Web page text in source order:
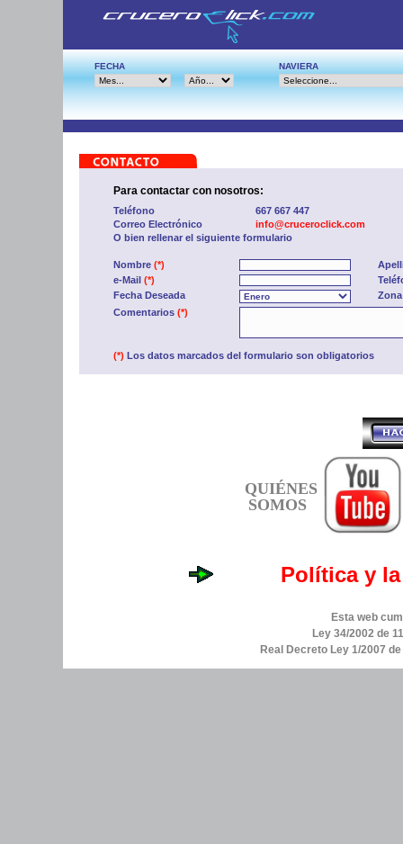
FECHA NAVIERA
Para contactar con nosotros:
Teléfono
667 667 447
Correo Electrónico
info@cruceroclick.com
O bien rellenar el siguiente formulario
Nombre (*)
e-Mail (*)
Fecha Deseada
Comentarios (*)
(*) Los datos marcados del formulario son obligatorios
QUIÉNES
SOMOS
Política y
Esta web
Ley 34/2002 de
Real Decreto Ley 1/2007